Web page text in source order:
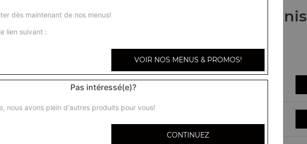
Nos Paninis
Panini kebab
dès maintenant de nos menus!
lien suivant :
VOIR NOS MENUS & PROMOS!
Pas intéressé(e)?
nous avons plein d'autres produits pour vous!
CONTINUEZ